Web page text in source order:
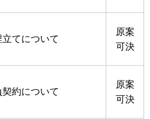
てについて
原案
可決
約について
原案
可決